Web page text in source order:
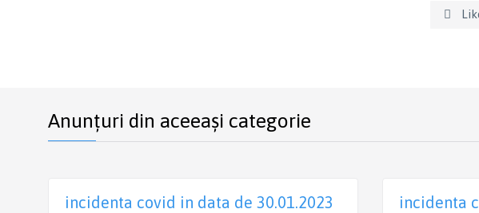

Anunțuri din aceeași categorie
incidenta covid in data de 30.01.2023 incidenta